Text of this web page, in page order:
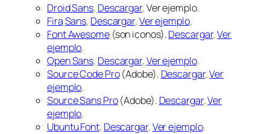
Droid Sans. Descargar. Ver ejemplo.
FiraSans. Descargar.Ver ejemplo.
Font Awesome(son iconos).Descargar.Ver
ejemplo.
Open Sans. Descargar.Ver ejemplo.
Source Code Pro(Adobe). Descargar.Ver
ejemplo.
Source Sans Pro(Adobe). Descargar.Ver
ejemplo.
Ubuntu Font. Descargar.Ver ejemplo.